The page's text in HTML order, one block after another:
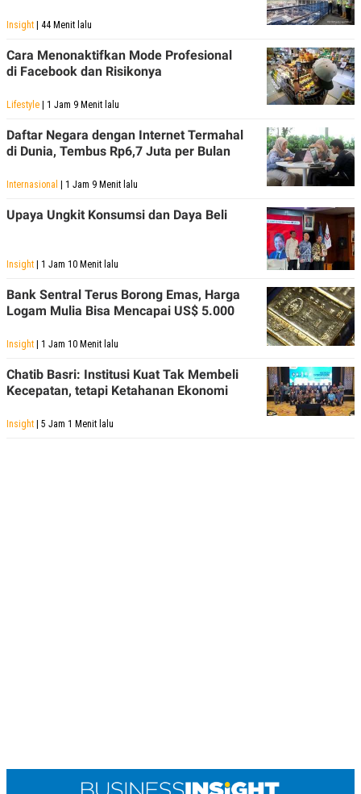
Insight | 44 Menit lalu
Cara Menonaktifkan Mode Profesional
di Facebook dan Risikonya
Lifestyle | 1 Jam 9 Menit lalu
Daftar Negara dengan Internet Termahal
di Dunia, Tembus Rp6,7 Juta per Bulan
Internasional | 1 Jam 9 Menit lalu
Upaya Ungkit Konsumsi dan Daya Beli
Insight | 1 Jam 10 Menit lalu
Bank Sentral Terus Borong Emas, Harga
Logam Mulia Bisa Mencapai US$ 5.000
Insight | 1 Jam 10 Menit lalu
Chatib Basri: Institusi Kuat Tak Membeli
Kecepatan, tetapi Ketahanan Ekonomi
Insight | 5 Jam 1 Menit lalu